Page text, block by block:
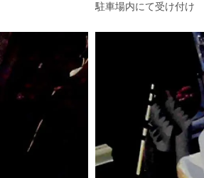
駐車場内にて受け付け